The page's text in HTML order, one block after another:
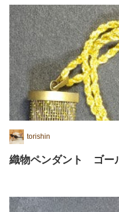
torishin
織物ペンダント ゴー